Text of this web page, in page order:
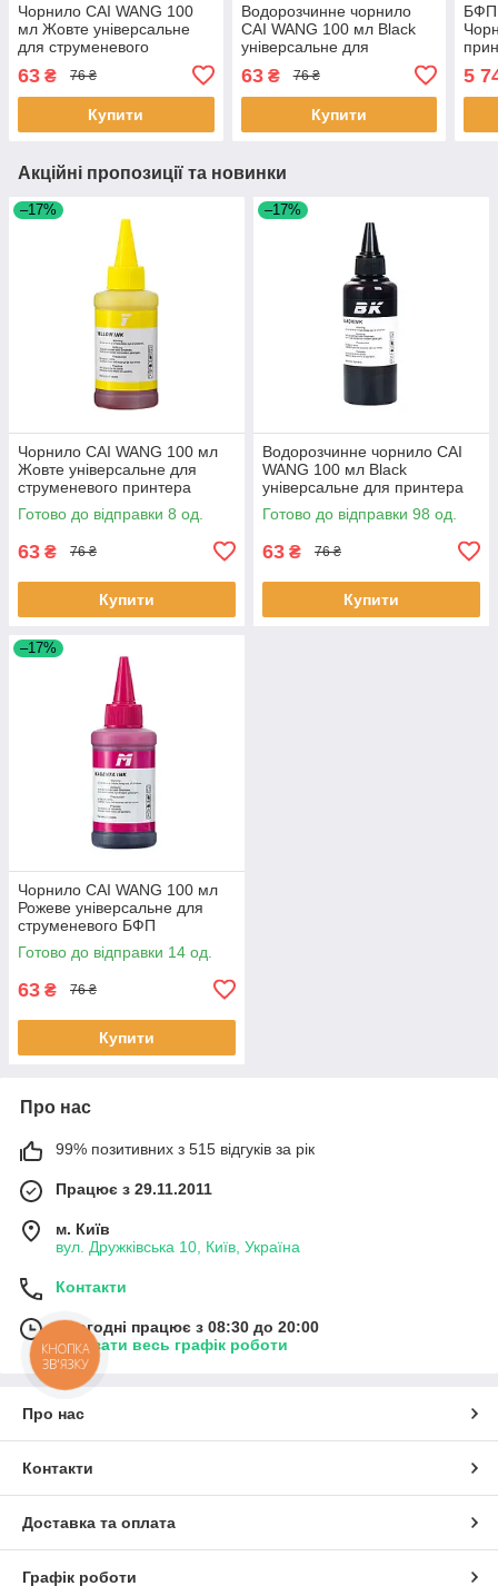
Чорнило CAI WANG 100
мл Жовте універсальне
для струменевого
принтера водорозчинне 8
шт.
63 ₴ 76 ₴
Купити
Водорозчинне чорнило
CAI WANG 100 мл Black
універсальне для
63₴ 76 ₴
Купити
БФП
5
Акційні пропозиції та новинки
–17%
Чорнило CAI WANG 100 мл
Жовте універсальне для
струменевого принтера
водорозчинне 8 шт.
Готово до відправки 8 од.
63 ₴ 76 ₴
Купити
–17%
Водорозчинне чорнило CAI
WANG 100 мл Black
універсальне для принтера
БФП 98 шт.
Готово до відправки 98 од.
63 ₴ 76 ₴
Купити
–17%
Чорнило CAI WANG 100 мл
Рожеве універсальне для
струменевого БФП
водорозчинне 14 шт.
Готово до відправки 14 од.
63 ₴ 76 ₴
Купити
Про нас
99% позитивних з 515 відгуків за рік
Працює з 29.11.2011
м. Київ
вул. Дружківська 10, Київ, Україна
Контакти
Сьогодні працює з 08:30 до 20:00
Показати весь графік роботи
Про нас
Контакти
Доставка та оплата
Графік роботи
КНОПКА
ЗВ'ЯЗКУ